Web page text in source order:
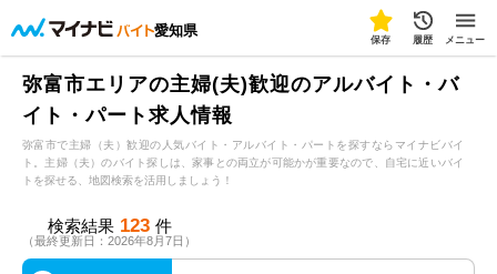
愛知県
保存 履歴 メニュー
弥富市エリアの主婦(夫)歓迎のアルバイト・バ
イト・パート求人情報
弥富市で主婦（夫）歓迎の人気バイト・アルバイト・パートを探すならマイナビバイ
ト。主婦（夫）のバイト探しは、家事との両立が可能かが重要なので、自宅に近いバイ
トを探せる、地図検索を活用しましょう！
検索結果 123 件
（最終更新日：2026年8月7日）